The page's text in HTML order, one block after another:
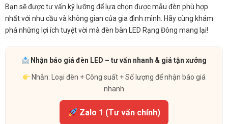
Bạn sẽ được tư vấn kỹ lưỡng để lựa chọn được mẫu đèn phù hợp
nhất với nhu cầu và không gian của gia đình mình. Hãy cùng khám
phá những lợi ích tuyệt vời mà đèn bàn LED Rạng Đông mang lại!
Nhận báo giá đèn LED – tư vấn nhanh & giá tận xưởng
Nhắn: Loại đèn + Công suất + Số lượng để nhận báo giá
nhanh
Zalo 1 (Tư vấn chính)